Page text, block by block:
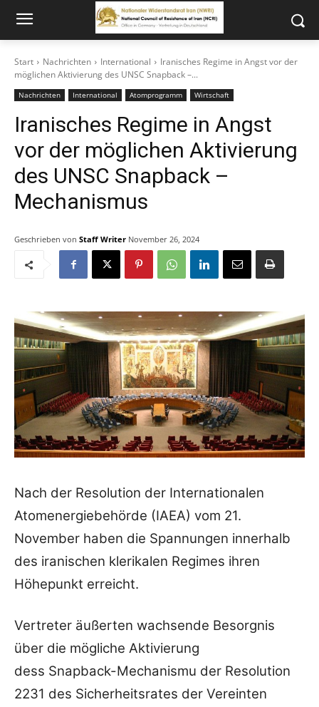
Start Nachrichten International
Iranisches Regime in Angst vor der
möglichen Aktivierung des UNSC Snapback –...
Nachrichten International Atomprogramm Wirtschaft
Iranisches Regime in Angst
vor der möglichen Aktivierung
des UNSC Snapback –
Mechanismus
Geschrieben von Staff Writer November 26, 2024
Nach der Resolution der Internationalen
Atomenergiebehörde (IAEA) vom 21.
November haben die Spannungen innerhalb
des iranischen klerikalen Regimes ihren
Höhepunkt erreicht.
Vertreter äußerten wachsende Besorgnis
über die mögliche Aktivierung
dess Snapback-Mechanismu der Resolution
2231 des Sicherheitsrates der Vereinten